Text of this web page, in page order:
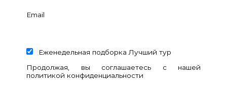
Email
Еженедельная подборка Лучший тур
Продолжая, вы соглашаетесь с нашей
политикой конфиденциальности